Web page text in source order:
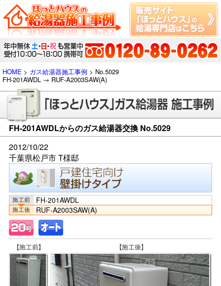
HOME > ガス給湯器施工事例 > No.5029
FH-201AWDL → RUF-A2003SAW(A)
FH-201AWDLからのガス給湯器交換 No.5029
2012/10/22
千葉県松戸市 T様邸
FH-201AWDL
RUF-A2003SAW(A)